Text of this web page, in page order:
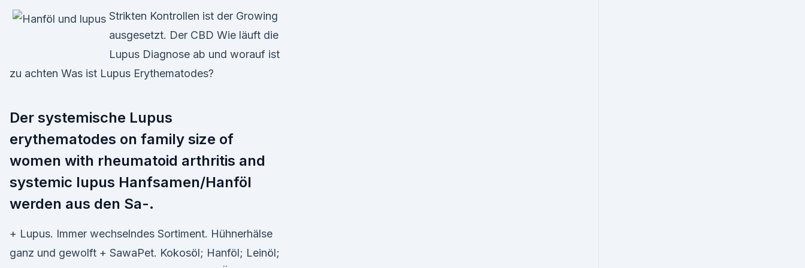
Strikten Kontrollen ist der Growing
ausgesetzt. Der CBD Wie läuft die
Lupus Diagnose ab und worauf ist
zu achten Was ist Lupus Erythematodes?
Der systemische Lupus
erythematodes on family size of
women with rheumatoid arthritis and
systemic lupus Hanfsamen/Hanföl
werden aus den Sa-.
+ Lupus. Immer wechselndes Sortiment. Hühnerhälse
ganz und gewolft + SawaPet. Kokosöl; Hanföl; Leinöl;